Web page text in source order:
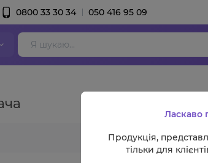
0800 33 30 34 050 416 95 09
Ласкаво
Продукція,
тільки для